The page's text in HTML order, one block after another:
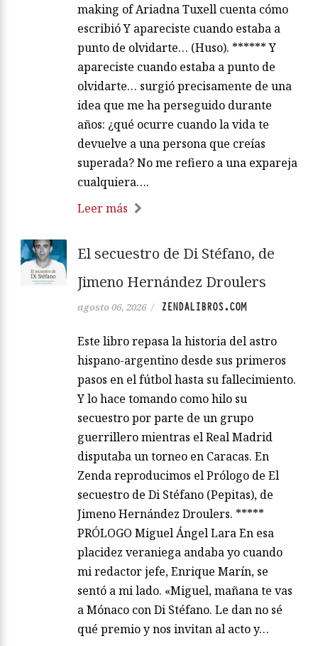
making of Ariadna Tuxell cuenta cómo
escribió Y apareciste cuando estaba a
punto de olvidarte… (Huso). ****** Y
apareciste cuando estaba a punto de
olvidarte… surgió precisamente de una
idea que me ha perseguido durante
años: ¿qué ocurre cuando la vida te
devuelve a una persona que creías
superada? No me refiero a una expareja
cualquiera….
Leer más
El secuestro de Di Stéfano, de
Jimeno Hernández Droulers
agosto 06, 2026 / ZENDALIBROS.COM
Este libro repasa la historia del astro
hispano-argentino desde sus primeros
pasos en el fútbol hasta su fallecimiento.
Y lo hace tomando como hilo su
secuestro por parte de un grupo
guerrillero mientras el Real Madrid
disputaba un torneo en Caracas. En
Zenda reproducimos el Prólogo de El
secuestro de Di Stéfano (Pepitas), de
Jimeno Hernández Droulers. *****
PRÓLOGO Miguel Ángel Lara En esa
placidez veraniega andaba yo cuando
mi redactor jefe, Enrique Marín, se
sentó a mi lado. «Miguel, mañana te vas
a Mónaco con Di Stéfano. Le dan no sé
qué premio y nos invitan al acto y…